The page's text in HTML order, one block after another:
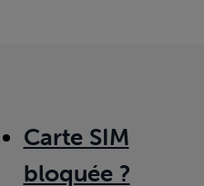
Carte SIM
bloquée ?